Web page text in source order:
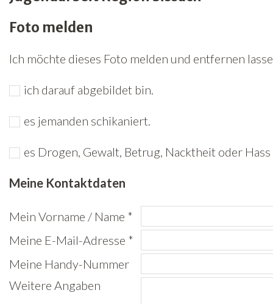
Netzwerk
Spenden
Jobs
Freiwilligenarbeit
News
Foto melden
Ich möchte dieses Foto melden und entfernen
ich darauf abgebildet bin.
es jemanden schikaniert.
es Drogen, Gewalt, Betrug, Nacktheit oder
Meine Kontaktdaten
Mein Vorname / Name *
Meine E-Mail-Adresse *
Meine Handy-Nummer
Weitere Angaben